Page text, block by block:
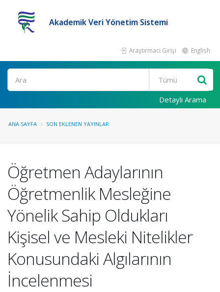
Akademik Veri Yönetim Sistemi
Araştırmacı Girişi English
Ara
Detaylı Arama
ANA SAYFA SON EKLENEN YAYINLAR
Öğretmen Adaylarının
Öğretmenlik Mesleğine
Yönelik Sahip Oldukları
Kişisel ve Mesleki Nitelikler
Konusundaki Algılarının
İncelenmesi